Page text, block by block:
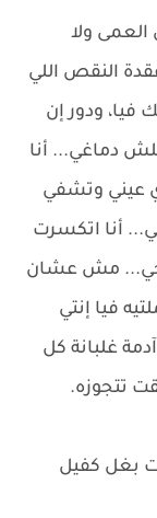
العمى ولا
النقص اللي
ودور إن
دماغي... أنا
عيني وتشفي
أنا اتكسرت
مش عشان
فيا إنتي
غلبانة كل
تتجوزه.
بغل كفيل